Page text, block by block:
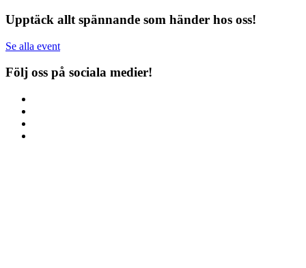
Upptäck allt spännande som händer hos oss!
Se alla event
Följ oss på sociala medier!